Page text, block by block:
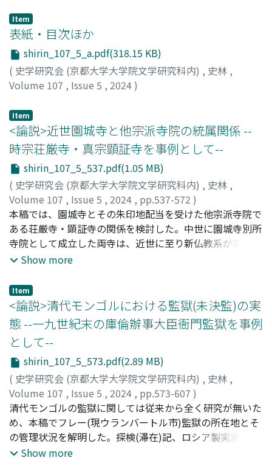
Item
表紙・目次ほか
shirin_107_5_a.pdf(318.15 KB)
( 史学研究会 (京都大学大学院文学研究科内) , 史林 ,
Volume 107 , Issue 5 , 2024)
Item
<論説>近世園城寺と他宗派寺院の統属関係 --
時宗荘厳寺・真宗顕証寺を事例として--
shirin_107_5_537.pdf(1.05 MB)
( 史学研究会 (京都大学大学院文学研究科内) , 史林 ,
Volume 107 , Issue 5 , 2024 , pp.537-572 )
西川, 雄也 NISHIKAWA, Yuya
本稿では、園城寺とその朱印地配当を受けた他宗派寺院で
ある荘厳寺・顕証寺の関係を検討した。中世に園城寺別所
寺院として成立した両寺は、近世に至り新仏教系が宗派と
して自立していく中で、それぞれ宗派教団に編成されてい
て、園城寺の一山組織が固定化されたことで、以降も両寺
の園城寺朱印地の配当を受ける立場と役負担が継続した。
この関係から園城寺と宗派教団の間で争論が発生し、その
過程で両寺は園城寺の支配から一部自立性が認められてい
く。一方で、両寺領の「別朱印」化は認可されず、園城寺
からの役賦課も継続された。園城寺と荘厳寺・顕証寺は、
朱印状に担保される国制レベルの論理で正当化され、形を
変えながらも中世以来の統属関係を継続させた。近年、寺
院間統属関係の多様性が指摘されるが、その中で朱印地の
配当と役負担という関係も、一つの論理として機能してい
たと評価できる。
Show more
Item
<論説>清代モンゴルにおける監獄(未決監)の実
態 --一九世紀末の庫倫辦事大臣衙門監獄を事例
として--
shirin_107_5_573.pdf(2.89 MB)
( 史学研究会 (京都大学大学院文学研究科内) , 史林 ,
Volume 107 , Issue 5 , 2024 , pp.573-607 )
萩原, 守;HAGIHARA, Mamoru
清代モンゴルの監獄に関しては従来から全く研究が無いた
め、本稿でフレー(現ウランバートル市)監獄の所在地とそ
の管理状況を解明した。探検(滞在)記、ロシア製実測地
図、当時の写真や絵図等から見て、一九世紀末におけるフ
Show more